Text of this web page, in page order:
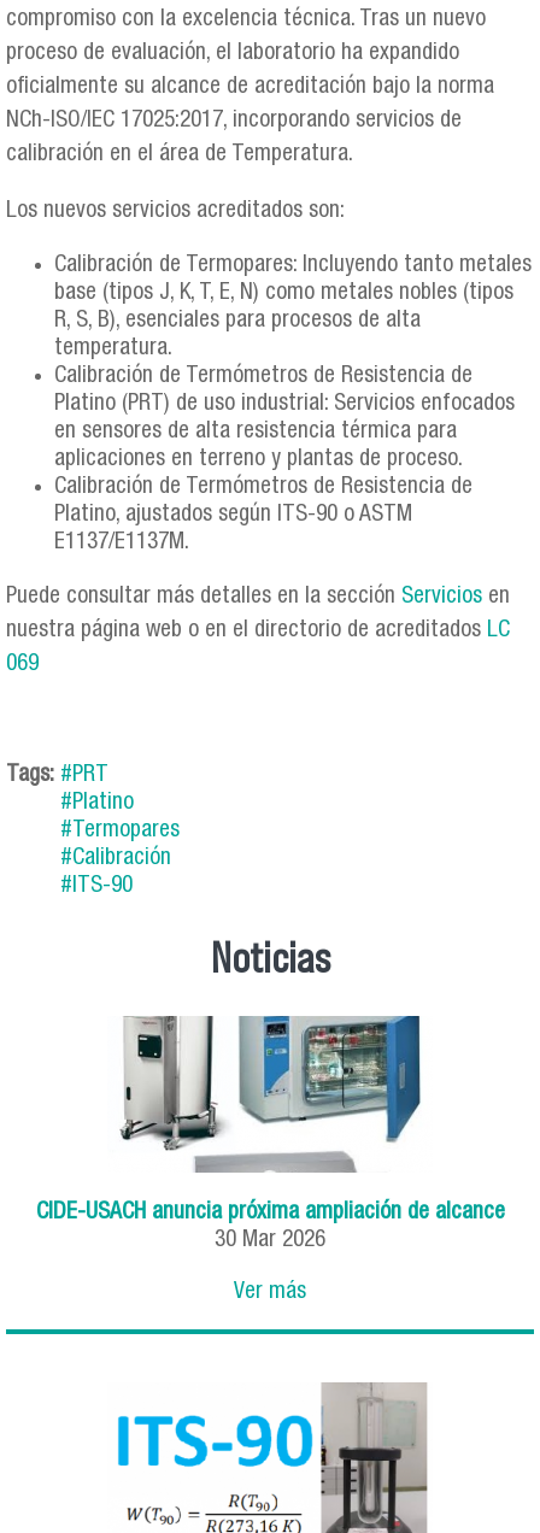
compromiso con la excelencia técnica. Tras un nuevo
proceso de evaluación, el laboratorio ha expandido
oficialmente su alcance de acreditación bajo la norma
NCh-ISO/IEC 17025:2017, incorporando servicios de
calibración en el área de Temperatura.
Los nuevos servicios acreditados son:
Calibración de Termopares: Incluyendo tanto metales
base (tipos J, K, T, E, N) como metales nobles (tipos
R, S, B), esenciales para procesos de alta
temperatura.
Calibración de Termómetros de Resistencia de
Platino (PRT) de uso industrial: Servicios enfocados
en sensores de alta resistencia térmica para
aplicaciones en terreno y plantas de proceso.
Calibración de Termómetros de Resistencia de
Platino, ajustados según ITS-90 o ASTM
E1137/E1137M.
Puede consultar más detalles en la sección Servicios en
nuestra página web o en el directorio de acreditados LC
069
Tags: #PRT
#Platino
#Termopares
#Calibración
#ITS-90
Noticias
CIDE-USACH anuncia próxima ampliación de alcance
30 Mar 2026
Ver más